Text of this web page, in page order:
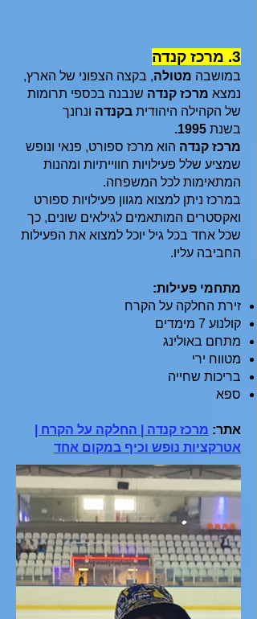
3. מרכז קנדה
במושבה מטולה, בקצה הצפוני של הארץ,
נמצא מרכז קנדה שנבנה בכספי תרומות
של הקהילה היהודית בקנדה ונחנך
בשנת 1995.
מרכז קנדה הוא מרכז ספורט, פנאי ונופש
שמציע שלל פעילויות חווייתיות ומהנות
המתאימות לכל המשפחה.
במרכז ניתן למצוא מגוון פעילויות ספורט
ואקסטרים המותאמים לגילאים שונים, כך
שכל אחד בכל גיל יוכל למצוא את הפעילות
החביבה עליו.
מתחמי פעילות:
זירת החלקה על הקרח
קולנוע 7 מימדים
מתחם באולינג
מטווח ירי
בריכות שחייה
ספא
אתר: מרכז קנדה | החלקה על הקרח |
אטרקציות נופש וכיף במקום אחד